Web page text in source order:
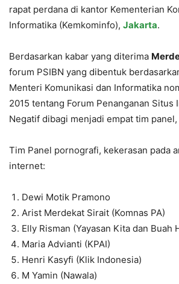
rapat perdana di kantor Kementerian
Informatika (Kemkominfo), Jakarta.
Berdasarkan kabar yang diterima
forum PSIBN yang dibentuk
Menteri Komunikasi dan Informatika
2015 tentang Forum Penanganan Situs
Negatif dibagi menjadi empat tim
Tim Panel pornografi, kekerasan pada
internet:
Dewi Motik Pramono
Arist Merdekat Sirait (Komnas PA)
Elly Risman (Yayasan Kita dan Buah
Maria Advianti (KPAI)
Henri Kasyfi (Klik Indonesia)
M Yamin (Nawala)